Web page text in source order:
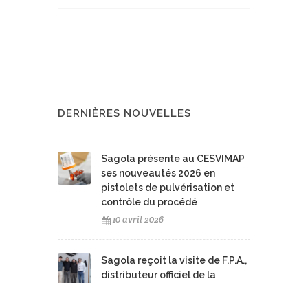
DERNIÈRES NOUVELLES
Sagola présente au CESVIMAP
ses nouveautés 2026 en
pistolets de pulvérisation et
contrôle du procédé
10 avril 2026
Sagola reçoit la visite de F.P.A.,
distributeur officiel de la